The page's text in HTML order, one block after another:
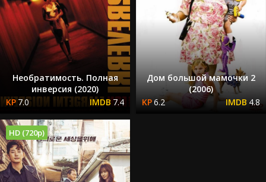
Необратимость. Полная
инверсия (2020)
7.0
7.4
Дом большой мамочки 2
(2006)
6.2
4.8
HD (720p)